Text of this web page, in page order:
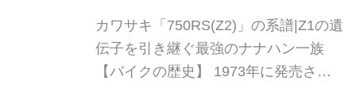
カワサキ「750RS(Z2)」の系譜|Z1の遺
伝子を引き継ぐ最強のナナハン一族
【バイクの歴史】 1973年に発売され